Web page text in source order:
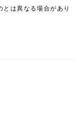
は異なる場合があり